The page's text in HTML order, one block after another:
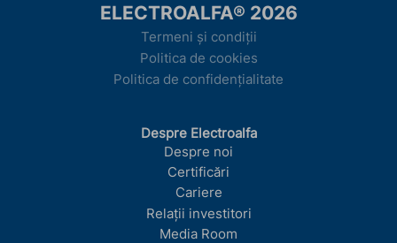
ELECTROALFA® 2026
Termeni și condiții
Politica de cookies
Politica de confidențialitate
Despre Electroalfa
Despre noi
Certificări
Cariere
Relații investitori
Media Room